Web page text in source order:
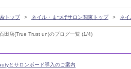
田店(True Trust un)のブログ一覧 (1/4)
トップ ネイル・まつげサロン関東トップ ネ
とサロンボード導入のご案内